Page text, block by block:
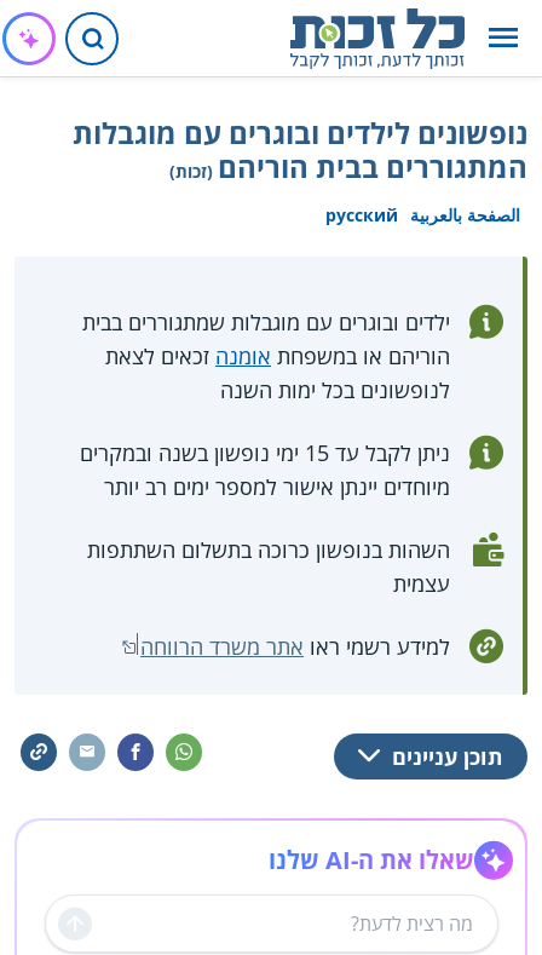
נופשונים לילדים ובוגרים עם מוגבלות
המתגוררים בבית הוריהם (זכות)
الصفحة بالعربية
русский
ילדים ובוגרים עם מוגבלות שמתגוררים בבית
הוריהם או במשפחת אומנה זכאים לצאת
לנופשונים בכל ימות השנה
ניתן לקבל עד 15 ימי נופשון בשנה ובמקרים
מיוחדים יינתן אישור למספר ימים רב יותר
השהות בנופשון כרוכה בתשלום השתתפות
עצמית
למידע רשמי ראו אתר משרד הרווחה
תוכן עניינים
שאלו את ה-AI שלנו
שליחה